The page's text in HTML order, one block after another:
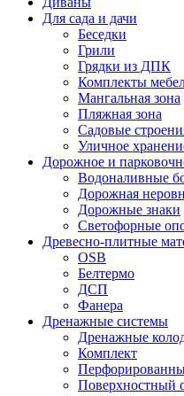
Для сада и дачи
Беседки
Грили
Грядки из ДПК
Комплекты
Мангальная зона
Пляжная зона
Садовые
Уличное
Дорожное и
Водоналивные
Дорожная
Дорожные знаки
Светофорные
Древесно-плитные
OSB
Белтермо
ДСП
Фанера
Дренажные системы
Дренажные
Комплект
Поверхностный